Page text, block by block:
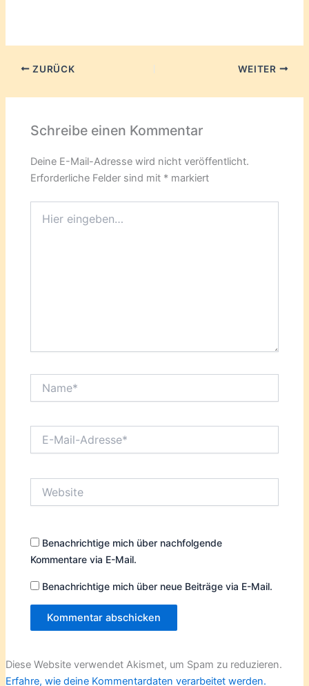
ZURÜCK WEITER
Schreibe einen Kommentar
Deine E-Mail-Adresse wird nicht veröffentlicht.
Erforderliche Felder sind mit * markiert
eingeben…
Mail-
Benachrichtige mich über nachfolgende
Kommentare via E-Mail.
Benachrichtige mich über neue Beiträge via E-Mail.
Diese Website verwendet Akismet, um Spam zu reduzieren.
Erfahre, wie deine Kommentardaten verarbeitet werden.